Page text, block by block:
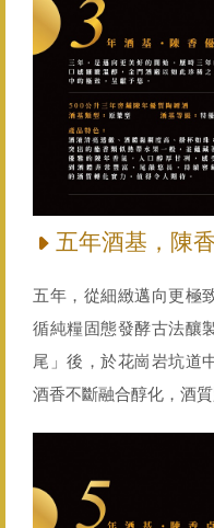
五年酒基，陳
五年，從細緻邁向更極
循純糧固態發酵古法釀
尾」後，於花崗岩坑道
酒香不斷融合醇化，酒